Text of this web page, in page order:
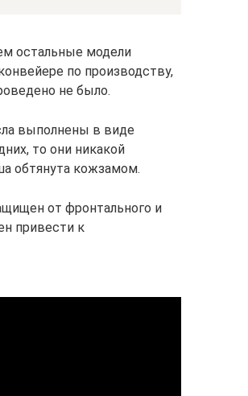
остальные модели
по производству,
не было.
выполнены в виде
то они никакой
обтянута кожзамом.
от фронтального и
привести к